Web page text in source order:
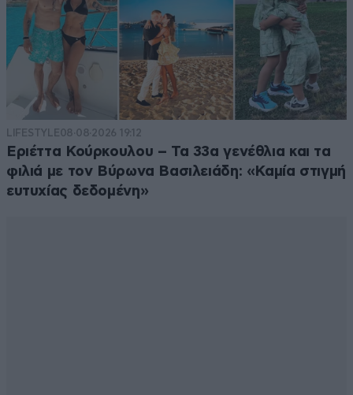
LIFESTYLE08·08·2026 19:12
Εριέττα Κούρκουλου – Τα 33α γενέθλια και τα
φιλιά με τον Βύρωνα Βασιλειάδη: «Καμία στιγμή
ευτυχίας δεδομένη»